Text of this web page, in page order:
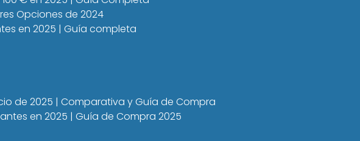
Opciones de 2024
en 2025 | Guía completa
de 2025 | Comparativa y Guía de Compra
en 2025 | Guía de Compra 2025